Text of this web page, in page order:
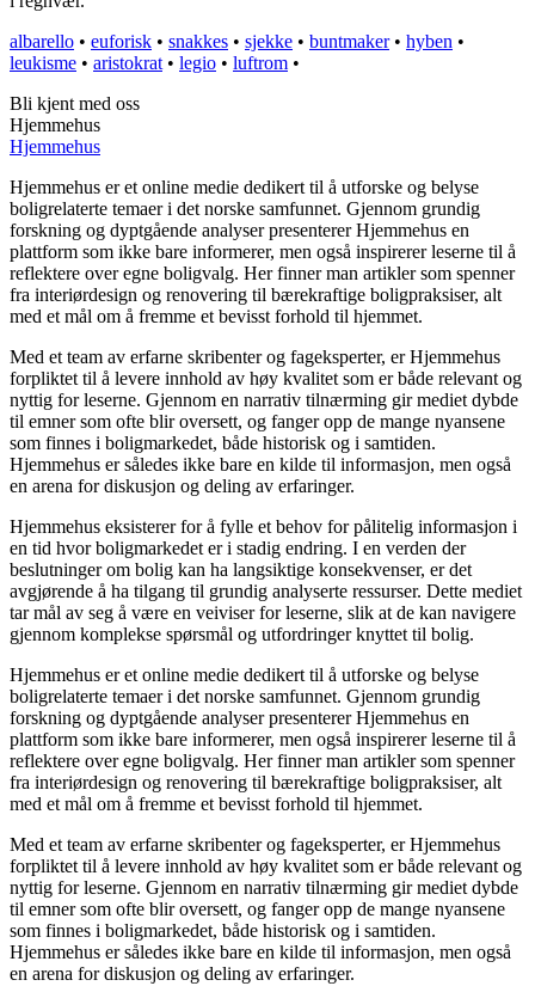
albarello • euforisk • snakkes • sjekke • buntmaker• hyben •
leukisme • aristokrat • legio • luftrom •
Bli kjent med oss
Hjemmehus
Hjemmehus
Hjemmehus er et online medie dedikert til å utforske og belyse
boligrelaterte temaer i det norske samfunnet. Gjennom grundig
forskning og dyptgående analyser presenterer Hjemmehus en
plattform som ikke bare informerer, men også inspirerer leserne til å
reflektere over egne boligvalg. Her finner man artikler som spenner
fra interiørdesign og renovering til bærekraftige boligpraksiser, alt
med et mål om å fremme et bevisst forhold til hjemmet.
Med et team av erfarne skribenter og fageksperter, er Hjemmehus
forpliktet til å levere innhold av høy kvalitet som er både relevant og
nyttig for leserne. Gjennom en narrativ tilnærming gir mediet dybde
til emner som ofte blir oversett, og fanger opp de mange nyansene
som finnes i boligmarkedet, både historisk og i samtiden.
Hjemmehus er således ikke bare en kilde til informasjon, men også
en arena for diskusjon og deling av erfaringer.
Hjemmehus eksisterer for å fylle et behov for pålitelig informasjon i
en tid hvor boligmarkedet er i stadig endring. I en verden der
beslutninger om bolig kan ha langsiktige konsekvenser, er det
avgjørende å ha tilgang til grundig analyserte ressurser. Dette mediet
tar mål av seg å være en veiviser for leserne, slik at de kan navigere
gjennom komplekse spørsmål og utfordringer knyttet til bolig.
Hjemmehus er et online medie dedikert til å utforske og belyse
boligrelaterte temaer i det norske samfunnet. Gjennom grundig
forskning og dyptgående analyser presenterer Hjemmehus en
plattform som ikke bare informerer, men også inspirerer leserne til å
reflektere over egne boligvalg. Her finner man artikler som spenner
fra interiørdesign og renovering til bærekraftige boligpraksiser, alt
med et mål om å fremme et bevisst forhold til hjemmet.
Med et team av erfarne skribenter og fageksperter, er Hjemmehus
forpliktet til å levere innhold av høy kvalitet som er både relevant og
nyttig for leserne. Gjennom en narrativ tilnærming gir mediet dybde
til emner som ofte blir oversett, og fanger opp de mange nyansene
som finnes i boligmarkedet, både historisk og i samtiden.
Hjemmehus er således ikke bare en kilde til informasjon, men også
en arena for diskusjon og deling av erfaringer.